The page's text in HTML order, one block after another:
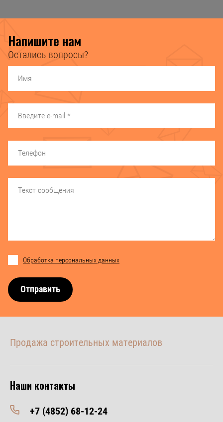
Напишите нам
Остались вопросы?
Обработка персональных данных
Отправить
Продажа строительных материалов
Наши контакты
+7 (4852) 68-12-24